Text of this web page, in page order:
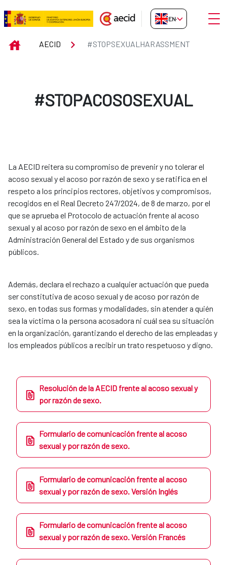
Skip to Main Content
#STOPSEXUALHARASSMENT
EN-GB
INICIOAECID #STOPSEXUALHARASSMENT
#STOPACOSOSEXUAL
La AECID reitera su compromiso de prevenir y no tolerar el
acoso sexual y el acoso por razón de sexo y se ratifica en el
respeto a los principios rectores, objetivos y compromisos,
recogidos en el Real Decreto 247/2024, de 8 de marzo, por el
que se aprueba el Protocolo de actuación frente al acoso
sexual y al acoso por razón de sexo en el ámbito de la
Administración General del Estado y de sus organismos
públicos.
Además, declara el rechazo a cualquier actuación que pueda
ser constitutiva de acoso sexual y de acoso por razón de
sexo, en todas sus formas y modalidades, sin atender a quién
sea la víctima o la persona acosadora ni cuál sea su situación
en la organización, garantizando el derecho de las empleadas y
los empleados públicos a recibir un trato respetuoso y digno.
Resolución de la AECID frente al acoso sexual y
por razón de sexo.
Formulario de comunicación frente al acoso
sexual y por razón de sexo.
Formulario de comunicación frente al acoso
sexual y por razón de sexo. Versión Inglés
Formulario de comunicación frente al acoso
sexual y por razón de sexo. Versión Francés